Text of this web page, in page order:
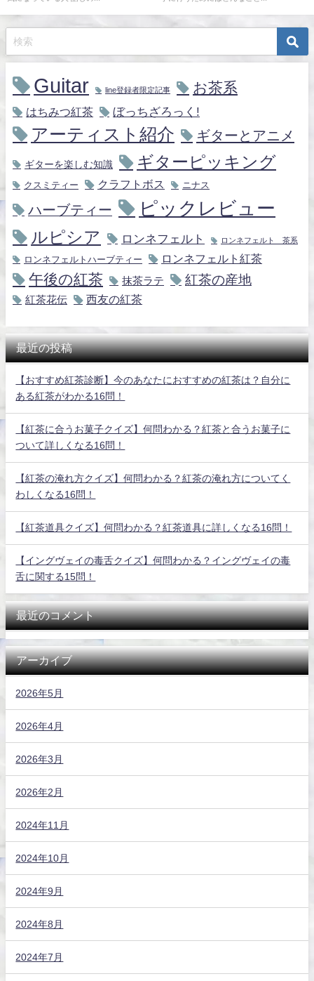
Guitar line登録者限定記事 お茶系
はちみつ紅茶 ぼっちざろっく!
アーティスト紹介 ギターとアニメ
ギターを楽しむ知識 ギターピッキング
クスミティー クラフトボス ニナス
ハーブティー ピックレビュー
ルピシア ロンネフェルト ロンネフェルト 茶系
ロンネフェルトハーブティー ロンネフェルト紅茶
午後の紅茶 抹茶ラテ 紅茶の産地
紅茶花伝 西友の紅茶
最近の投稿
【おすすめ紅茶診断】今のあなたにおすすめの紅茶は？自分に
ある紅茶がわかる16問！
【紅茶に合うお菓子クイズ】何問わかる？紅茶と合うお菓子に
ついて詳しくなる16問！
【紅茶の淹れ方クイズ】何問わかる？紅茶の淹れ方についてく
わしくなる16問！
【紅茶道具クイズ】何問わかる？紅茶道具に詳しくなる16問！
【イングヴェイの毒舌クイズ】何問わかる？イングヴェイの毒
舌に関する15問！
最近のコメント
アーカイブ
2026年5月
2026年4月
2026年3月
2026年2月
2024年11月
2024年10月
2024年9月
2024年8月
2024年7月